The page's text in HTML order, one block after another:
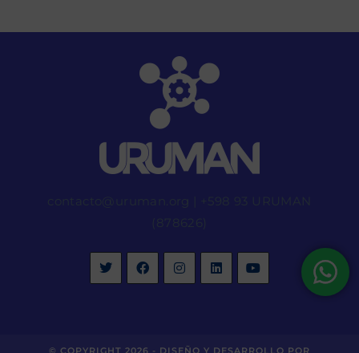
© COPYRIGHT 2026 - DISEÑO Y DESARROLLO POR